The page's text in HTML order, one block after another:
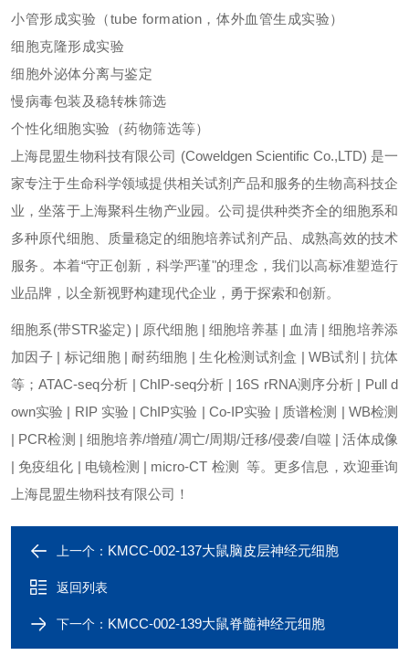
小管形成实验（tube formation，体外血管生成实验）
细胞克隆形成实验
细胞外泌体分离与鉴定
慢病毒包装及稳转株筛选
个性化细胞实验（药物筛选等）
上海昆盟生物科技有限公司 (Coweldgen Scientific Co.,LTD) 是一
家专注于生命科学领域提供相关试剂产品和服务的生物高科技企
业，坐落于上海聚科生物产业园。公司提供种类齐全的细胞系和
多种原代细胞、质量稳定的细胞培养试剂产品、成熟高效的技术
服务。本着“守正创新，科学严谨"的理念，我们以高标准塑造行
业品牌，以全新视野构建现代企业，勇于探索和创新。
细胞系(带STR鉴定) | 原代细胞 | 细胞培养基 | 血清 | 细胞培养添
加因子 | 标记细胞 | 耐药细胞 | 生化检测试剂盒 | WB试剂 | 抗体
等；ATAC-seq分析 | ChIP-seq分析 | 16S rRNA测序分析 | Pull d
own实验 | RIP 实验 | ChIP实验 | Co-IP实验 | 质谱检测 | WB检测
| PCR检测 | 细胞培养/增殖/凋亡/周期/迁移/侵袭/自噬 | 活体成像
| 免疫组化 | 电镜检测 | micro-CT 检测 等。更多信息，欢迎垂询
上海昆盟生物科技有限公司！
上一个： KMCC-002-137大鼠脑皮层神经元细胞
返回列表
下一个： KMCC-002-139大鼠脊髓神经元细胞